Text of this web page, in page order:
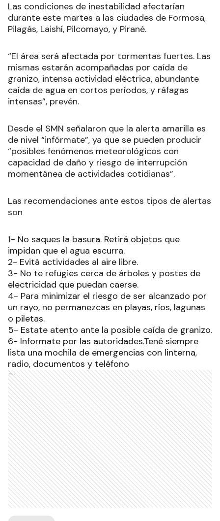
Las condiciones de inestabilidad afectarían
durante este martes a las ciudades de Formosa,
Pilagás, Laishí, Pilcomayo, y Pirané.
“El área será afectada por tormentas fuertes. Las
mismas estarán acompañadas por caída de
granizo, intensa actividad eléctrica, abundante
caída de agua en cortos períodos, y ráfagas
intensas”, prevén.
Desde el SMN señalaron que la alerta amarilla es
de nivel “infórmate”, ya que se pueden producir
“posibles fenómenos meteorológicos con
capacidad de daño y riesgo de interrupción
momentánea de actividades cotidianas”.
Las recomendaciones ante estos tipos de alertas
son
1- No saques la basura. Retirá objetos que
impidan que el agua escurra.
2- Evitá actividades al aire libre.
3- No te refugies cerca de árboles y postes de
electricidad que puedan caerse.
4- Para minimizar el riesgo de ser alcanzado por
un rayo, no permanezcas en playas, ríos, lagunas
o piletas.
5- Estate atento ante la posible caída de granizo.
6- Informate por las autoridades.Tené siempre
lista una mochila de emergencias con linterna,
radio, documentos y teléfono
Ads